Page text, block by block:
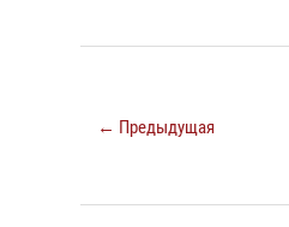
← Предыдущая